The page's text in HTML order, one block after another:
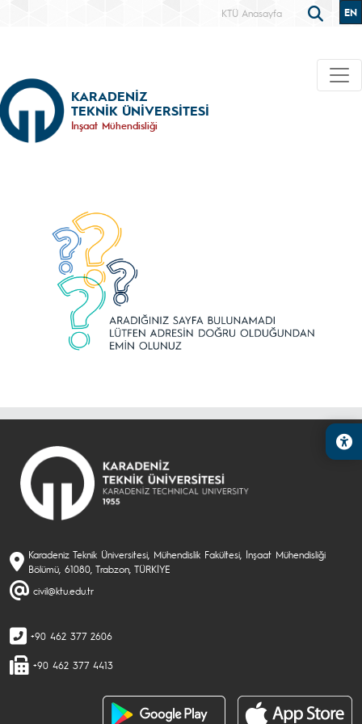
KTÜ Anasayfa EN
KARADENİZ
TEKNİK ÜNİVERSİTESİ
İnşaat Mühendisliği
Karadeniz Teknik Üniversitesi, Mühendislik Fakültesi, İnşaat Mühendisliği
Bölümü, 61080, Trabzon, TÜRKİYE
civil@ktu.edu.tr
+90 462 377 2606
+90 462 377 4413